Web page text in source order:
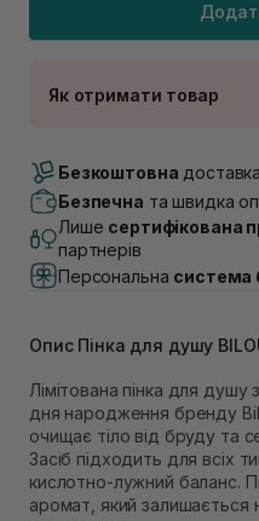
Як отримати товар
В наявності
Самовивіз м. Луцьк,
В наявності
Самовивіз м. Львів,
(Duck’s Lake)
В наявності
Немає в наявності!
Самовивіз м. Львів,
В наявності
Самовивіз м. Рівне,
Немає в наявності!
Самовивіз м. Рівне,
Екватор)
Немає в наявності!
Безкоштовна
Безпечна та швидка
Лише сертифікована
партнерів
Персональна система
Опис Пінка для душу
Лімітована пінка для
дня народження бренду
очищає тіло від бруду та
Засіб підходить для всіх
кислотно-лужний баланс.
аромат, який залишається